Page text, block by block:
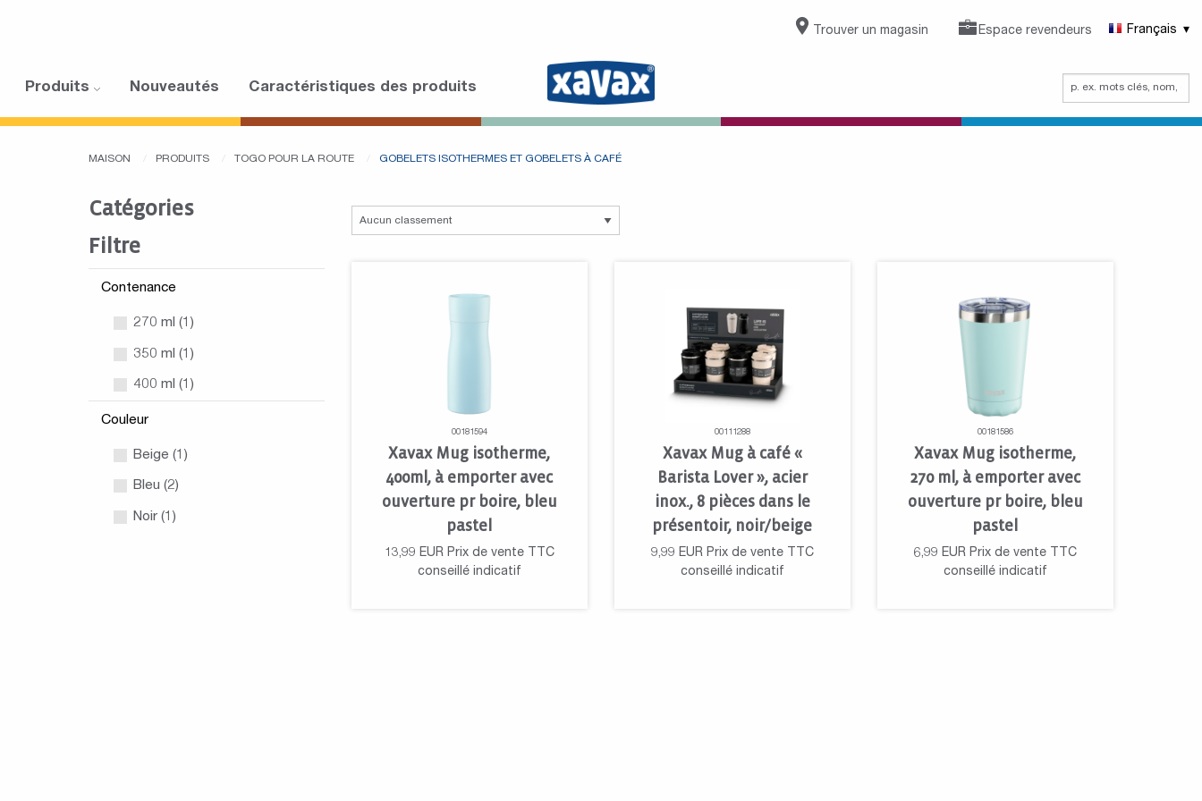
Trouver un magasin Espace revendeurs Français
Produits Nouveautés Caractéristiques des produits
MAISON PRODUITS TOGO POUR LA ROUTE GOBELETS ISOTHERMES ET GOBELETS À CAFÉ
Catégories
Filtre
Contenance
270 ml (1)
350 ml (1)
400 ml (1)
Couleur
Beige (1)
Bleu (2)
Noir (1)
00181594
Xavax Mug isotherme,
400ml, à emporter avec
ouverture pr boire, bleu
pastel
13,99 EUR Prix de vente TTC
conseillé indicatif
00111288
Xavax Mug à café «
Barista Lover », acier
inox., 8 pièces dans le
présentoir, noir/beige
9,99 EUR Prix de vente TTC
conseillé indicatif
00181586
Xavax Mug isotherme,
270 ml, à emporter avec
ouverture pr boire, bleu
pastel
6,99 EUR Prix de vente TTC
conseillé indicatif